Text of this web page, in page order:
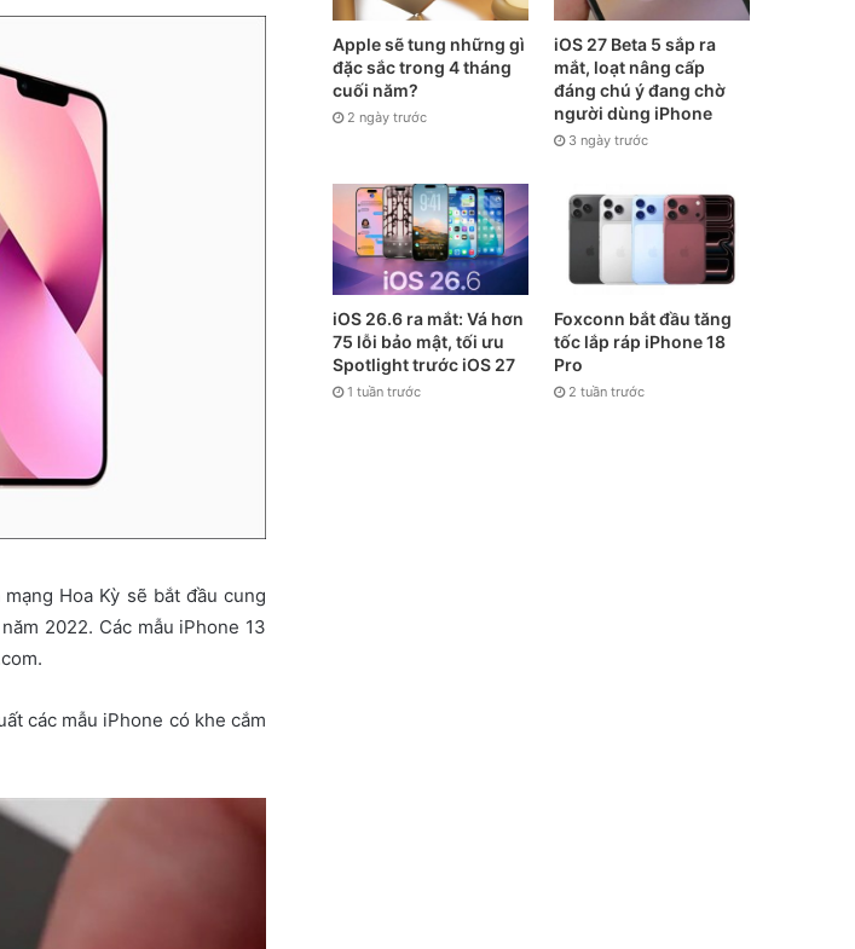
Hoa Kỳ sẽ bắt đầu cung
2022. Các mẫu iPhone 13
các mẫu iPhone có khe cắm
Apple sẽ tung những gì
đặc sắc trong 4 tháng
cuối năm?
2 ngày trước
iOS 27 Beta 5 sắp ra
mắt, loạt nâng cấp
đáng chú ý đang chờ
người dùng iPhone
3 ngày trước
iOS 26.6 ra mắt: Vá hơn
75 lỗi bảo mật, tối ưu
Spotlight trước iOS 27
1 tuần trước
Foxconn bắt đầu tăng
tốc lắp ráp iPhone 18
Pro
2 tuần trước